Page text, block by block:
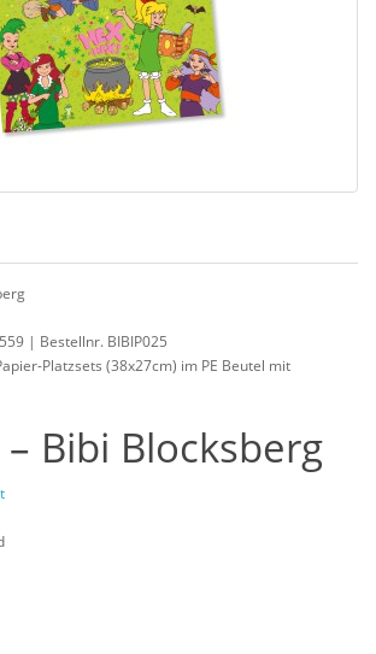
| Bestellnr. BIBIP025
Platzsets (38x27cm) im PE Beutel mit
Bibi Blocksberg